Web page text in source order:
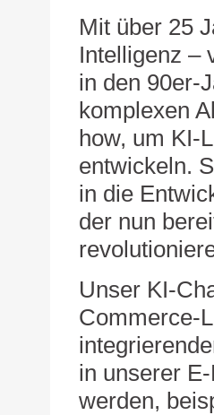
Mit über 25
Intelligenz –
in den 90er-
komplexen
how, um KI-
entwickeln.
in die
der nun
Unser KI-
Commerce-
in unserer
werden,